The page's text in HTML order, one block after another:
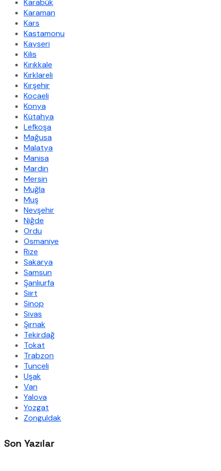
Karabük
Karaman
Kars
Kastamonu
Kayseri
Kilis
Kırıkkale
Kırklareli
Kırşehir
Kocaeli
Konya
Kütahya
Lefkoşa
Mağusa
Malatya
Manisa
Mardin
Mersin
Muğla
Muş
Nevşehir
Niğde
Ordu
Osmaniye
Rize
Sakarya
Samsun
Şanlıurfa
Siirt
Sinop
Sivas
Şırnak
Tekirdağ
Tokat
Trabzon
Tunceli
Uşak
Van
Yalova
Yozgat
Zonguldak
Son Yazılar